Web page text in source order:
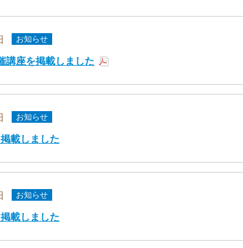
お知らせ
講座を掲載しました
お知らせ
載しました
お知らせ
載しました